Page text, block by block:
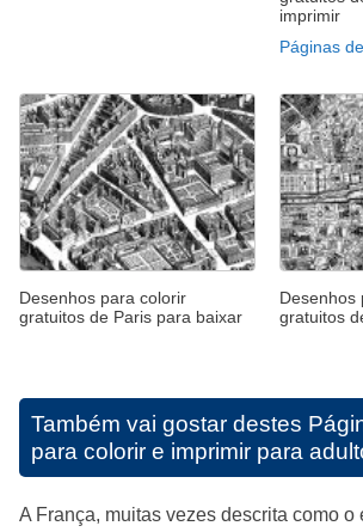
imprimir
Páginas
Desenhos para colorir
gratuitos de Paris para baixar
Desenhos
gratuitos
Também vai gostar destes
para colorir e imprimir para
A França, muitas vezes descrita como o